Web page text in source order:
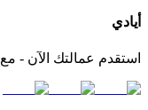
أيادي
استقدم عمالتك الآن -